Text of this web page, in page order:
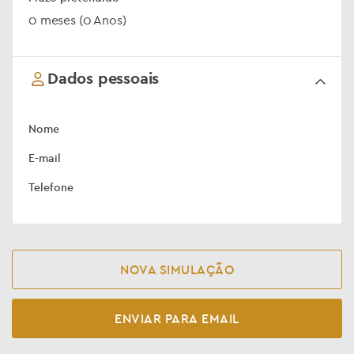
0 meses (0 Anos)
Dados pessoais
Nome
E-mail
Telefone
NOVA SIMULAÇÃO
ENVIAR PARA EMAIL